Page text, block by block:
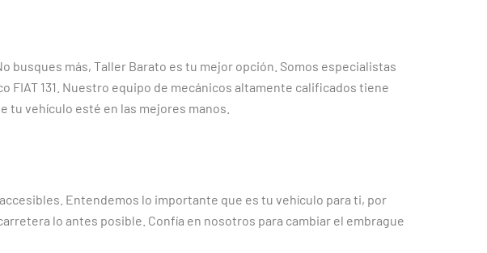
busques más, Taller Barato es tu mejor opción. Somos especialistas
FIAT 131. Nuestro equipo de mecánicos altamente calificados tiene
tu vehículo esté en las mejores manos.
Entendemos lo importante que es tu vehículo para ti, por
lo antes posible. Confía en nosotros para cambiar el embrague